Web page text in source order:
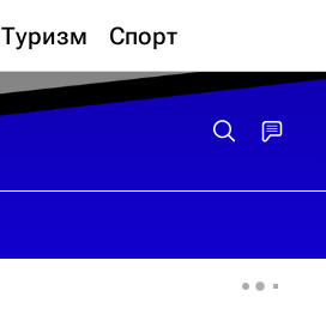
Туризм Спорт